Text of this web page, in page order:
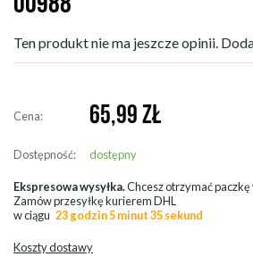
Ten produkt nie ma jeszcze opinii.
Cena: 65,99 ZŁ
Dostępność: dostępny
Ekspresowa wysyłka.Chcesz otrzymać paczkę
Zamów przesyłkę kurierem DHL
w ciągu 23 godzin 5 minut 33 sekund
Koszty dostawy